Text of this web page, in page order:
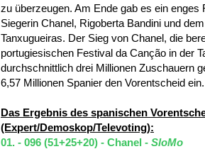
zu überzeugen. Am Ende gab es ein
Siegerin Chanel, Rigoberta Bandini und
Tanxugueiras. Der Sieg von Chanel, die
portugiesischen Festival da Canção in der
durchschnittlich drei Millionen Zuschauern
6,57 Millionen Spanier den Vorentscheid ein.
Das Ergebnis des spanischen
(Expert/Demoskop/Televoting):
01. - 096 (51+25+20) - Chanel - SloMo